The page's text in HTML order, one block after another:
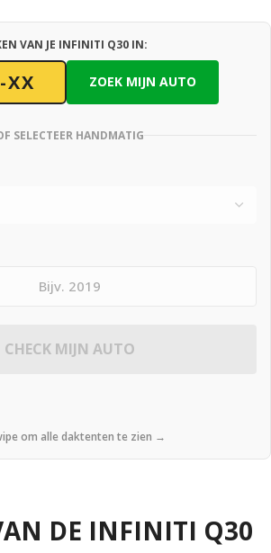
VAN JE INFINITI Q30 IN:
ZOEK MIJN AUTO
SELECTEER HANDMATIG
CHECK MIJN AUTO
om alle daktenten te zien →
DE INFINITI Q30